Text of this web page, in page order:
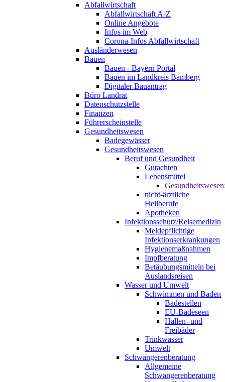
Abfallwirtschaft
Abfallwirtschaft A-Z
Online Angebote
Infos im Web
Corona-Infos Abfallwirtschaft
Ausländerwesen
Bauen
Bauen - Bayern Portal
Bauen im Landkreis Bamberg
Digitaler Bauantrag
Büro Landrat
Datenschutzstelle
Finanzen
Führerscheinstelle
Gesundheitswesen
Badegewässer
Gesundheitswesen
Beruf und Gesundheit
Gutachten
Lebensmittel
nicht-ärztliche
Heilberufe
Apotheken
Infektionsschutz/Reisemedizin
Meldepflichtige
Infektionserkrankungen
Hygienemaßnahmen
Impfberatung
Betäubungsmitteln bei
Auslandsreisen
Wasser und Umwelt
Schwimmen und Baden
Badestellen
EU-Badeseen
Hallen- und
Freibäder
Trinkwasser
Umwelt
Schwangerenberatung
Allgemeine
Schwangerenberatung